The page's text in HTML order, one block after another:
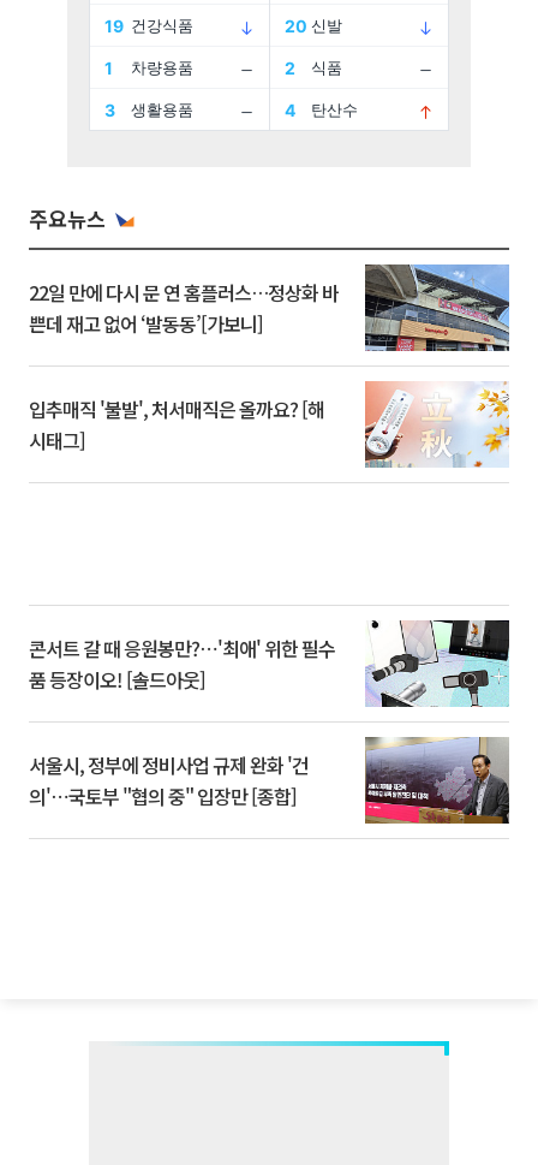
주요뉴스
22일 만에 다시 문 연 홈플러스…정상화 바
쁜데 재고 없어 ‘발동동’[가보니]
입추매직 '불발', 처서매직은 올까요? [해
시태그]
콘서트 갈 때 응원봉만?⋯'최애' 위한 필수
품 등장이오! [솔드아웃]
서울시, 정부에 정비사업 규제 완화 '건
의'⋯국토부 "협의 중" 입장만 [종합]